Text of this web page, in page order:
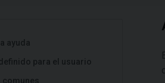
ayuda
para el usuario
comunes